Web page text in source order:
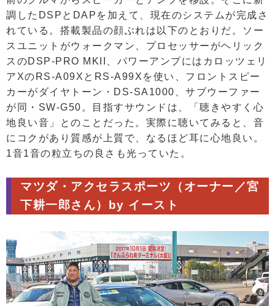
調したDSPとDAPを加えて、現在のシステムが完成さ
れている。搭載製品の顔ぶれは以下のとおりだ。ソー
スユニットがウォークマン、プロセッサーがヘリック
スのDSP-PRO MKII、パワーアンプにはカロッツェリ
アXのRS-A09XとRS-A99Xを使い、フロントスピー
カーがダイヤトーン・DS-SA1000、サブウーファー
が同・SW-G50。目指すサウンドは、「聴きやすく心
地良い音」とのことだった。実際に聴いてみると、音
にコクがあり質感が上質で、なるほど耳に心地良い。
1音1音の粒立ちの良さも光っていた。
マツダ・アクセラスポーツ（オーナー／宮
下耕一郎さん）by イースト